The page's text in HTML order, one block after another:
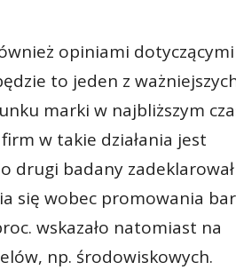
opiniami dotyczącymi
to jeden z
marki w najbliższym
w takie działania jest
drugi badany
się wobec promowania
wskazało natomiast na
np. środowiskowych.